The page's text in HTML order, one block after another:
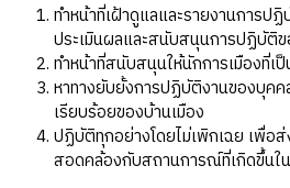
ทำหน้าที่เฝ้าดูแลและรายงานการป
ประเมินผลและสนับสนุนการปฏิบัติข
ทำหน้าที่สนับสนุนให้นักการเมืองที่
หาทางยับยั้งการปฏิบัติงานของบุค
เรียบร้อยของบ้านเมือง
ปฏิบัติทุกอย่างโดยไม่เพิกเฉย เพื่อ
สอดคล้องกับสถานการณ์ที่เกิดขึ้นใ